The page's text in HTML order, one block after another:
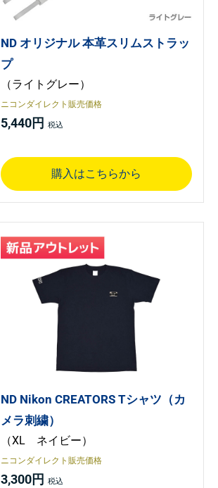
ND オリジナル 本革スリムストラッ
プ
（ライトグレー）
ニコンダイレクト販売価格
5,440円
購入はこちらから
ND Nikon CREATORS Tシャツ（カ
メラ刺繍）
（XL ネイビー）
ニコンダイレクト販売価格
3,300円